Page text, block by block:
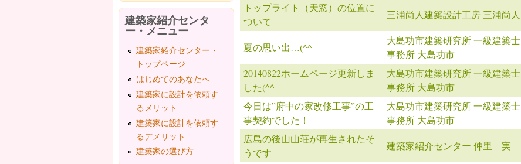
トップライト（天窓）の位置に
ついて
三浦尚人建築設計工房 三浦尚人
夏の思い出…(^^ゞ
大島功市建築研究所 一級建築士
事務所 大島功市
20140822ホームページ更新しま
した(^^ゞ
大島功市建築研究所 一級建築士
事務所 大島功市
今日は”府中の家改修工事”の工
事契約でした！
大島功市建築研究所 一級建築士
事務所 大島功市
広島の後山山荘が再生されたそ
うです
建築家紹介センター 仲里 実
建築家紹介センタ
ー・メニュー
建築家紹介センター・
トップページ
はじめてのあなたへ
建築家に設計を依頼す
るメリット
建築家に設計を依頼す
るデメリット
建築家の選び方